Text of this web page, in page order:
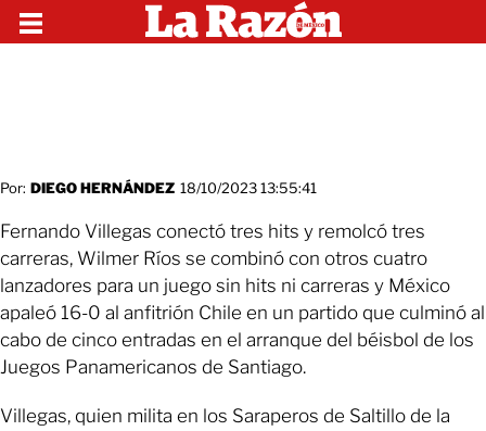
Por: DIEGO HERNÁNDEZ 18/10/2023 13:55:41
Fernando Villegas conectó tres hits y remolcó tres
carreras, Wilmer Ríos se combinó con otros cuatro
lanzadores para un juego sin hits ni carreras y México
apaleó 16-0 al anfitrión Chile en un partido que culminó al
cabo de cinco entradas en el arranque del béisbol de los
Juegos Panamericanos de Santiago.
Villegas, quien milita en los Saraperos de Saltillo de la